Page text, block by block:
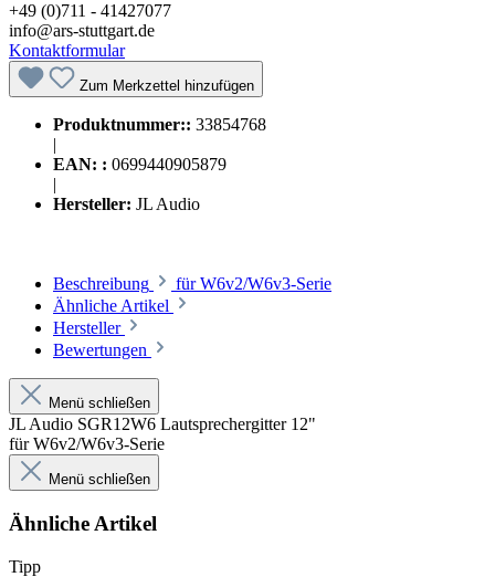
+49 (0)711 - 41427077
info@ars-stuttgart.de
Kontaktformular
Zum Merkzettel hinzufügen
Produktnummer:: 33854768
|
EAN: : 0699440905879
|
Hersteller: JL Audio
Beschreibung
für W6v2/W6v3-Serie
Ähnliche Artikel
Hersteller
Bewertungen
Menü schließen
JL Audio SGR12W6 Lautsprechergitter 12"
für W6v2/W6v3-Serie
Menü schließen
Ähnliche Artikel
Tipp